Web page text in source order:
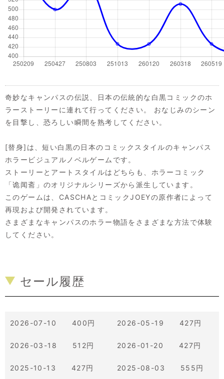
奇妙なキャンパスの伝説、日本の伝統的な白黒コミックのホ
ラーストーリーに連れて行ってください。 おなじみのシーン
を目撃し、恐ろしい瞬間を熟考してください。
[替身]は、短い白黒の日本のコミックスタイルのキャンパス
ホラービジュアルノベルゲームです。
ストーリーとアートスタイルはどちらも、ホラーコミック
「诡闻斋」のオリジナルシリーズから派生しています。
このゲームは、CASCHAとコミックJOEYの原作者によって
再現および開発されています。
さまざまなキャンパスのホラー物語をさまざまな方法で体験
してください。
セール履歴
2026-07-10 400円 2026-05-19 427円
2026-03-18 512円 2026-01-20 427円
2025-10-13 427円 2025-08-03 555円